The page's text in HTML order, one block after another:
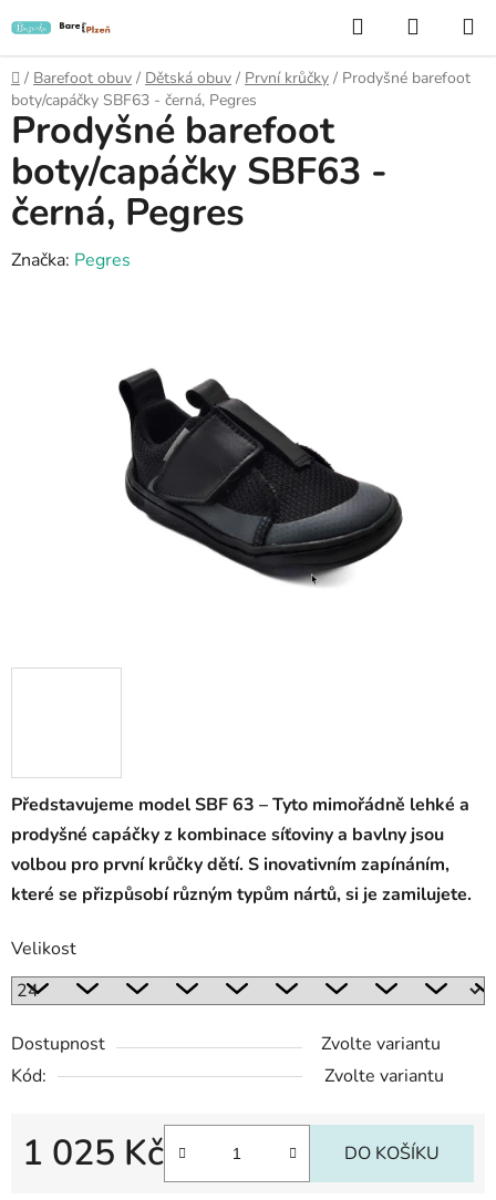
na
obsah
Hledat
KOŠÍK
Domů
/ Barefoot obuv / Dětská obuv / První krůčky / Prodyšné barefoot
boty/capáčky SBF63 - černá, Pegres
Představujeme model SBF 63 – Tyto mimořádně lehké a
prodyšné capáčky z kombinace síťoviny a bavlny jsou
volbou pro první krůčky dětí. S inovativním zapínáním,
které se přizpůsobí různým typům nártů, si je zamilujete.
Velikost
Dostupnost
Zvolte variantu
Kód:
Zvolte variantu
1 025 Kč DO KOŠÍKU
Prodyšné barefoot
boty/capáčky SBF63 -
černá, Pegres
Značka: Pegres